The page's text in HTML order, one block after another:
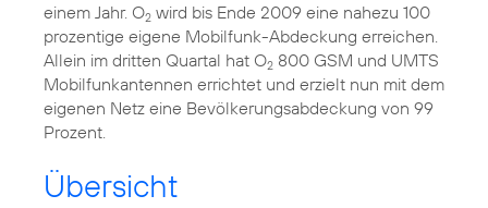
einem Jahr. O2 wird bis Ende 2009 eine nahezu 100
prozentige eigene Mobilfunk-Abdeckung erreichen.
Allein im dritten Quartal hat O2 800 GSM und UMTS
Mobilfunkantennen errichtet und erzielt nun mit dem
eigenen Netz eine Bevölkerungsabdeckung von 99
Prozent.
Übersicht